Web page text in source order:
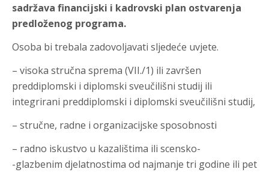
sadržava financijski i kadrovski plan ostvarenja
predloženog programa.
Osoba bi trebala zadovoljavati sljedeće uvjete.
– visoka stručna sprema (VII./1) ili završen
preddiplomski i diplomski sveučilišni studij ili
integrirani preddiplomski i diplomski sveučilišni studij,
– stručne, radne i organizacijske sposobnosti
– radno iskustvo u kazalištima ili scensko-
-glazbenim djelatnostima od najmanje tri godine ili pet